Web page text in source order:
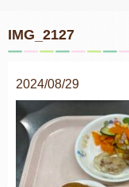
IMG_2127
2024/08/29